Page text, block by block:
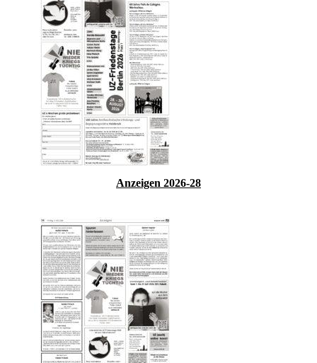
Anzeigen 2026-28